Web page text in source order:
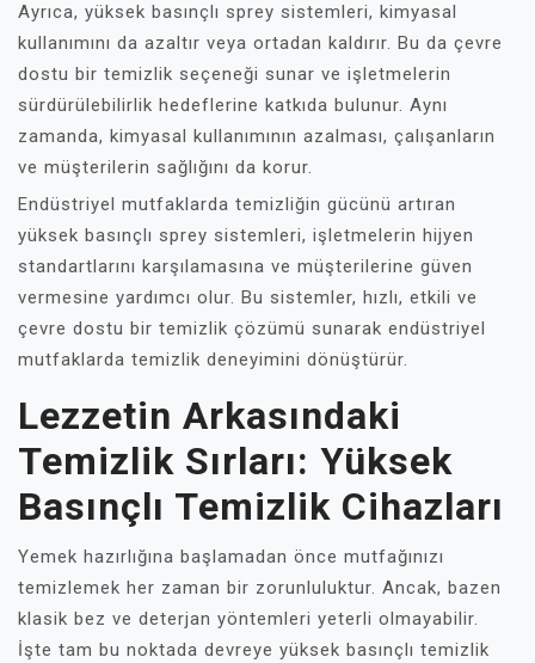
Ayrıca, yüksek basınçlı sprey sistemleri, kimyasal
kullanımını da azaltır veya ortadan kaldırır. Bu da çevre
dostu bir temizlik seçeneği sunar ve işletmelerin
sürdürülebilirlik hedeflerine katkıda bulunur. Aynı
zamanda, kimyasal kullanımının azalması, çalışanların
ve müşterilerin sağlığını da korur.
Endüstriyel mutfaklarda temizliğin gücünü artıran
yüksek basınçlı sprey sistemleri, işletmelerin hijyen
standartlarını karşılamasına ve müşterilerine güven
vermesine yardımcı olur. Bu sistemler, hızlı, etkili ve
çevre dostu bir temizlik çözümü sunarak endüstriyel
mutfaklarda temizlik deneyimini dönüştürür.
Lezzetin Arkasındaki
Temizlik Sırları: Yüksek
Basınçlı Temizlik Cihazları
Yemek hazırlığına başlamadan önce mutfağınızı
temizlemek her zaman bir zorunluluktur. Ancak, bazen
klasik bez ve deterjan yöntemleri yeterli olmayabilir.
İşte tam bu noktada devreye yüksek basınçlı temizlik